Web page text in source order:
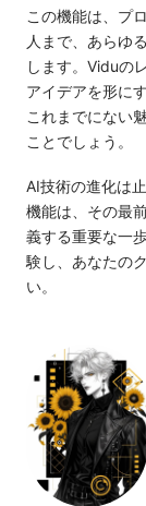
この機能は、プ
人まで、あらゆ
します。Viduの
アイデアを形に
これまでにない
ことでしょう。
AI技術の進化は
機能は、その最
義する重要な一
験し、あなたの
い。